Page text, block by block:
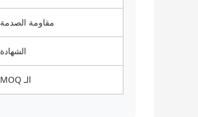
مقاومة الصدمة
الشهادة
الـ MOQ